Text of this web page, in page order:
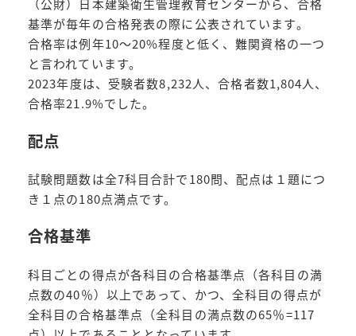
（公財）日本建築衛生管理教育センターから、合格
基準が毎年の合格発表の際に公表されています。
合格率は例年10～20%程度と低く、難関資格の一つ
と言われています。
2023年度は、受験者数8,232人、合格者数1,804人、
合格率21.9%でした。
配点
試験問題数は全7科目合計で180問、配点は１題につ
き１点の180点満点です。
合格基準
科目ごとの得点が各科目の合格基準点（各科目の満
点数の40％）以上であって、かつ、全科目の得点が
全科目の合格基準点（全科目の満点数の65％=117